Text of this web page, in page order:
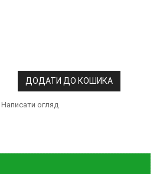
ДОДАТИ ДО КОШИКА
Написати огляд